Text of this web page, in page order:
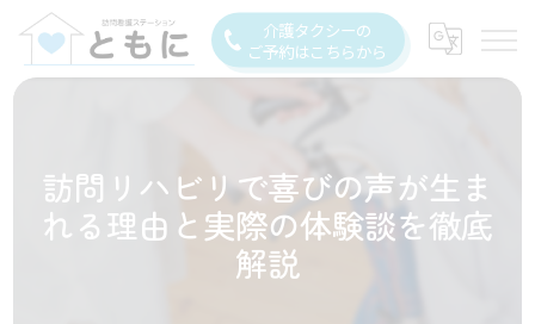
介護タクシーの
ご予約はこちらから
訪問リハビリで喜びの声が生ま
れる理由と実際の体験談を徹底
解説